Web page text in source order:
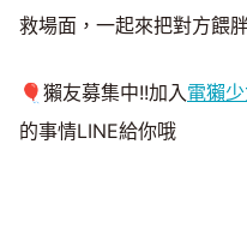
救場面，一起來把對方餵
🎈獺友募集中!!加入 電獺
的事情LINE給你哦